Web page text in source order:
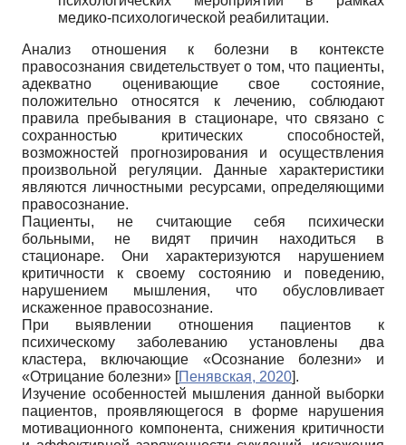
медико-психологической реабилитации.
Анализ отношения к болезни в контексте
правосознания свидетельствует о том, что пациенты,
адекватно оценивающие свое состояние,
положительно относятся к лечению, соблюдают
правила пребывания в стационаре, что связано с
сохранностью критических способностей,
возможностей прогнозирования и осуществления
произвольной регуляции. Данные характеристики
являются личностными ресурсами, определяющими
правосознание.
Пациенты, не считающие себя психически
больными, не видят причин находиться в
стационаре. Они характеризуются нарушением
критичности к своему состоянию и поведению,
нарушением мышления, что обусловливает
искаженное правосознание.
При выявлении отношения пациентов к
психическому заболеванию установлены два
кластера, включающие «Осознание болезни» и
«Отрицание болезни» [Пенявская, 2020].
Изучение особенностей мышления данной выборки
пациентов, проявляющегося в форме нарушения
мотивационного компонента, снижения критичности